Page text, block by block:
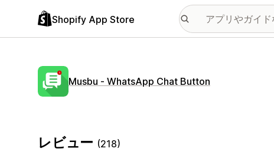
Shopify App Store
Musbu ‑ WhatsApp Chat Button
レビュー (218)